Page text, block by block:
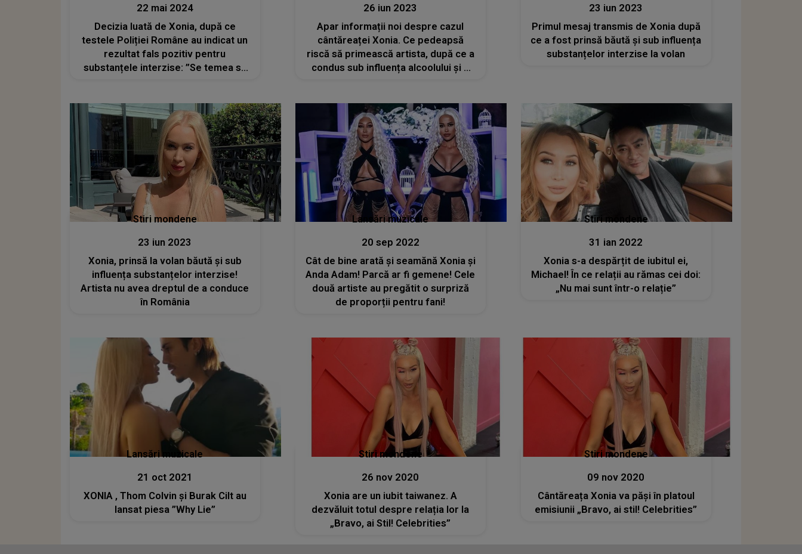
22 mai 2024
Decizia luată de Xonia, după ce
testele Poliției Române au indicat un
rezultat fals pozitiv pentru
substanțele interzise: ”Se temea să
26 iun 2023
Apar informații noi despre cazul
cântăreaței Xonia. Ce pedeapsă
riscă să primească artista, după ce a
condus sub influența alcoolului și a
23 iun 2023
Primul mesaj transmis de Xonia după
ce a fost prinsă băută și sub influența
substanțelor interzise la volan
Stiri mondene
23 iun 2023
Xonia, prinsă la volan băută și sub
influența substanțelor interzise!
Artista nu avea dreptul de a conduce
în România
Lansări muzicale
20 sep 2022
Cât de bine arată și seamănă Xonia și
Anda Adam! Parcă ar fi gemene! Cele
două artiste au pregătit o surpriză
de proporții pentru fani!
Stiri mondene
31 ian 2022
Xonia s-a despărțit de iubitul ei,
Michael! În ce relații au rămas cei doi:
„Nu mai sunt într-o relație”
Lansări muzicale
21 oct 2021
XONIA , Thom Colvin și Burak Cilt au
lansat piesa ”Why Lie”
Stiri mondene
26 nov 2020
Xonia are un iubit taiwanez. A
dezvăluit totul despre relația lor la
„Bravo, ai Stil! Celebrities”
Stiri mondene
09 nov 2020
Cântăreața Xonia va păși în platoul
emisiunii „Bravo, ai stil! Celebrities”